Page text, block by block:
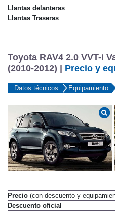
Llantas delanteras
Llantas Traseras
Toyota RAV4 2.0 VVT-i
(2010-2012) | Precio y
Datos técnicos Equipamiento
Precio (con descuento y
Descuento oficial